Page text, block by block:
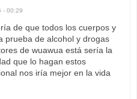
- 00:29
de que todos los cuerpos y
prueba de alcohol y drogas
de wuawua está sería la
que lo hagan estos
nos iría mejor en la vida